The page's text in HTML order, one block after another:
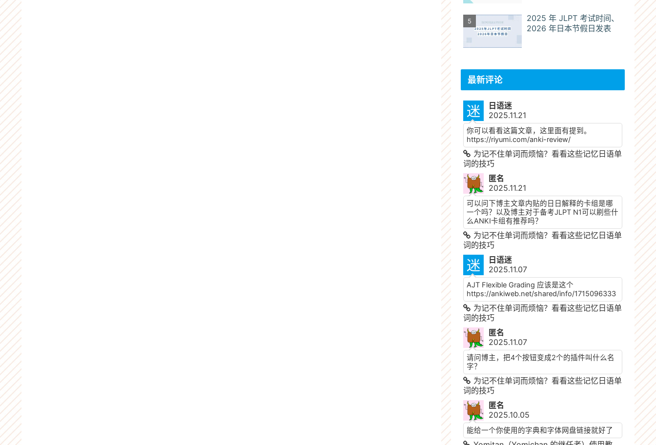
2025 年 JLPT 考试时间、
2026 年日本节假日发表
最新评论
日语迷
2025.11.21
你可以看看这篇文章，这里面有提到。
https://riyumi.com/anki-review/
为记不住单词而烦恼？看看这些记忆日语单
词的技巧
匿名
2025.11.21
可以问下博主文章内贴的日日解释的卡组是哪
一个吗？以及博主对于备考JLPT N1可以刷些什
么ANKI卡组有推荐吗？
为记不住单词而烦恼？看看这些记忆日语单
词的技巧
日语迷
2025.11.07
AJT Flexible Grading 应该是这个
https://ankiweb.net/shared/info/1715096333
为记不住单词而烦恼？看看这些记忆日语单
词的技巧
匿名
2025.11.07
请问博主，把4个按钮变成2个的插件叫什么名
字？
为记不住单词而烦恼？看看这些记忆日语单
词的技巧
匿名
2025.10.05
能给一个你使用的字典和字体网盘链接就好了